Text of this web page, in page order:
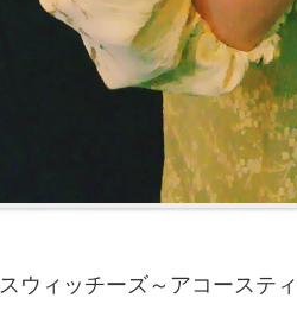
ウィッチーズ～アコーステ